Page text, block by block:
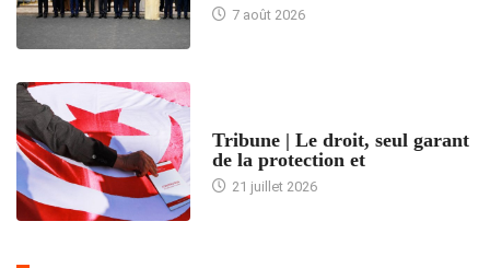
7 août 2026
Tribune | Le droit, seul garant
de la protection et
21 juillet 2026